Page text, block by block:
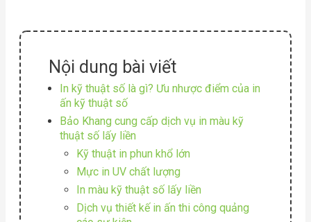
Nội dung bài viết
In kỹ thuật số là gì? Ưu nhược điểm của in
ấn kỹ thuật số
Bảo Khang cung cấp dịch vụ in màu kỹ
thuật số lấy liền
Kỹ thuật in phun khổ lớn
Mực in UV chất lượng
In màu kỹ thuật số lấy liền
Dịch vụ thiết kế in ấn thi công quảng